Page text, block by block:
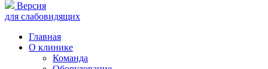
Версия
для слабовидящих
Главная
О клинике
Команда